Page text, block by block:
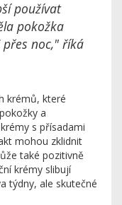
používat
pokožka
noc," říká
krémů, které
a
s přísadami
mohou zklidnit
také pozitivně
krémy slibují
týdny, ale skutečné